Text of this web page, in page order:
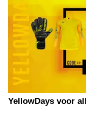
YellowDays voor